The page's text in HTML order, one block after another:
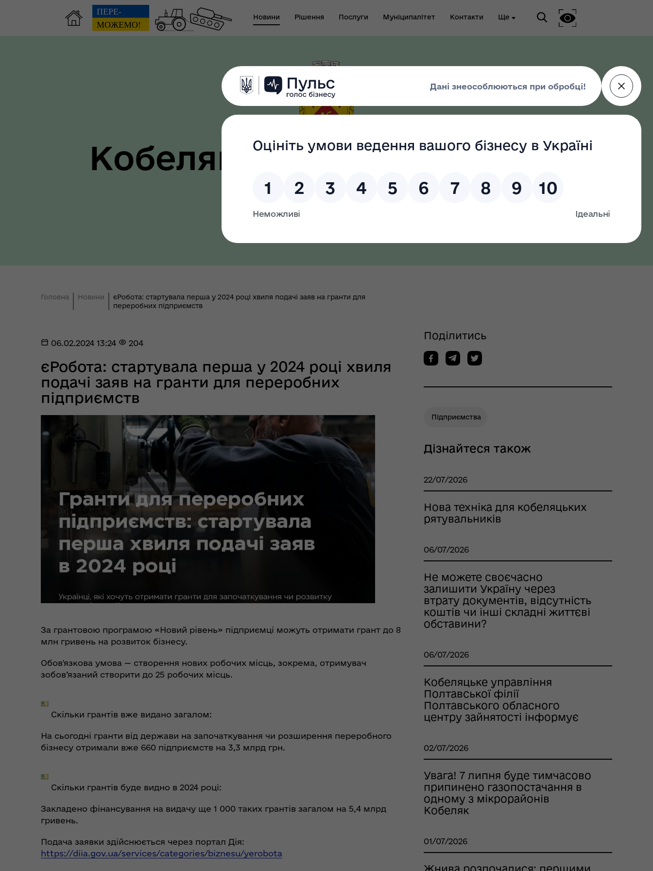
Новини Рішення Послуги Муніципалітет Контакти Ще
Уповноваженого Верховної
Полтавській області
укриття
небезпечних подіях та
Звіт виконуючого
повноваження міського
програма ментального
здоров"я
допомога
питань поводження з
Безбар"єрність
Кобеляцька територіальна
громада
Головна Новини
єРобота: стартувала перша у 2024 році хвиля подачі заяв на гранти для
переробних підприємств
06.02.2024 13:24 204
єРобота: стартувала перша у 2024 році хвиля
подачі заяв на гранти для переробних
підприємств
За грантовою програмою «Новий рівень» підприємці можуть отримати грант до 8
млн гривень на розвиток бізнесу.
Обов'язкова умова — створення нових робочих місць, зокрема, отримувач
зобов’язаний створити до 25 робочих місць.
Скільки грантів вже видано загалом:
На сьогодні гранти від держави на започаткування чи розширення переробного
бізнесу отримали вже 660 підприємств на 3,3 млрд грн.
Скільки грантів буде видно в 2024 році:
Закладено фінансування на видачу ще 1 000 таких грантів загалом на 5,4 млрд
гривень.
Подача заявки здійснюється через портал Дія:
https://diia.gov.ua/services/categories/biznesu/yerobota
Поділитись
Підприємства
Дізнайтеся також
22/07/2026
Нова техніка для кобеляцьких
рятувальників
06/07/2026
Не можете своєчасно
залишити Україну через
втрату документів, відсутність
коштів чи інші складні життєві
обставини?
06/07/2026
Кобеляцьке управління
Полтавської філії
Полтавського обласного
центру зайнятості інформує
02/07/2026
Увага! 7 липня буде тимчасово
припинено газопостачання в
одному з мікрорайонів
Кобеляк
01/07/2026
Жнива розпочалися: першими